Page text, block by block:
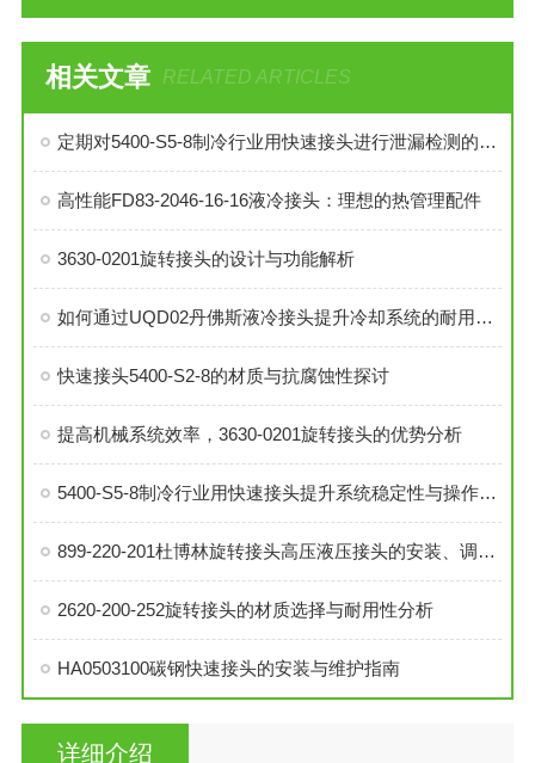
相关文章 RELATED ARTICLES
定期对5400-S5-8制冷行业用快速接头进行泄漏检测的必要性与操作方法
高性能FD83-2046-16-16液冷接头：理想的热管理配件
3630-0201旋转接头的设计与功能解析
如何通过UQD02丹佛斯液冷接头提升冷却系统的耐用性？
快速接头5400-S2-8的材质与抗腐蚀性探讨
提高机械系统效率，3630-0201旋转接头的优势分析
5400-S5-8制冷行业用快速接头提升系统稳定性与操作便捷性
899-220-201杜博林旋转接头高压液压接头的安装、调试与维护技巧
2620-200-252旋转接头的材质选择与耐用性分析
HA0503100碳钢快速接头的安装与维护指南
详细介绍